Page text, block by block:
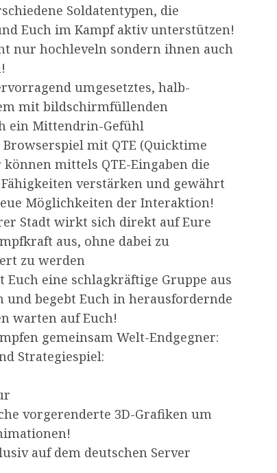
Soldatentypen, die
Euch im Kampf aktiv unterstützen!
nur hochleveln sondern ihnen auch
umgesetztes, halb-
mit bildschirmfüllenden
ein Mittendrin-Gefühl
Browserspiel mit QTE (Quicktime
mittels QTE-Eingaben die
verstärken und gewährt
Möglichkeiten der Interaktion!
Stadt wirkt sich direkt auf Eure
aus, ohne dabei zu
zu werden
eine schlagkräftige Gruppe aus
und begebt Euch in herausfordernde
warten auf Euch!
gemeinsam Welt-Endgegner:
Strategiespiel:
vorgerenderte 3D-Grafiken um
auf dem deutschen Server